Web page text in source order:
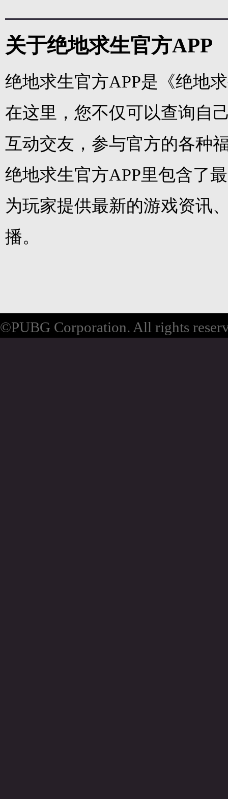
关于绝地求生官方APP
绝地求生官方APP是《绝地
在这里，您不仅可以查询自
互动交友，参与官方的各种
绝地求生官方APP里包含了
为玩家提供最新的游戏资讯
播。
©PUBG Corporation. All rights